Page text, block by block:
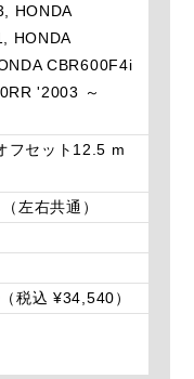
HONDA
HONDA
CBR600F4i
'2003 ～
フセット12.5 m
左右共通）
税込 ¥34,540）